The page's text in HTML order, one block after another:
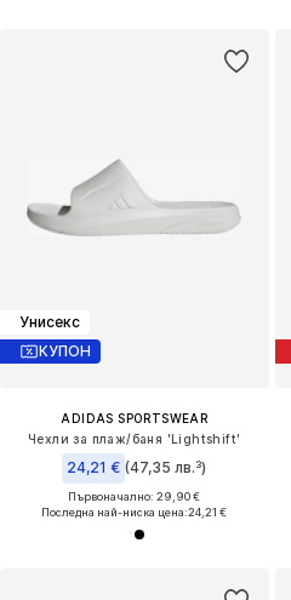
Унисекс
КУПОН
ADIDAS SPORTSWEAR
Чехли за плаж/баня 'Lightshift'
24,21 € (47,35 лв.³)
Първоначално: 29,90 €
Последна най-ниска цена:24,21 €